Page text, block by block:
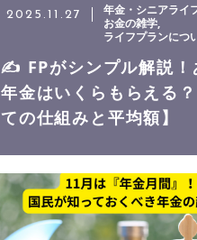
2025.11.27
年金・シニアライ
お金の雑学
ライフプランにつ
✍️ FPがシンプル解説！
年金はいくらもらえる
ての仕組みと平均額】